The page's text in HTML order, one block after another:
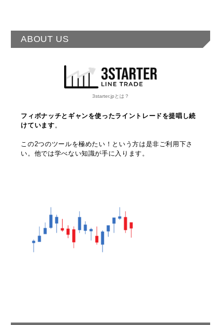
ABOUT US
3starter.jpとは？
フィボナッチとギャンを使ったライントレードを提唱し続
けています 。
この2つのツールを極めたい！という方は是非ご利用下さ
い。他では学べない知識が手に入ります。